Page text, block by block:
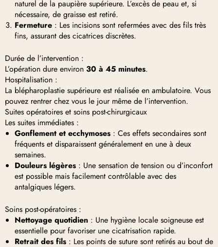
naturel de la paupière supérieure. L’excès de peau et, si
nécessaire, de graisse est retiré.
Fermeture : Les incisions sont refermées avec des fils très
fins, assurant des cicatrices discrètes.
Durée de l’intervention :
L’opération dure environ 30 à 45 minutes.
Hospitalisation :
La blépharoplastie supérieure est réalisée en ambulatoire. Vous
pouvez rentrer chez vous le jour même de l’intervention.
Suites opératoires et soins post-chirurgicaux
Les suites immédiates :
Gonflement et ecchymoses : Ces effets secondaires sont
fréquents et disparaissent généralement en une à deux
semaines.
Douleurs légères : Une sensation de tension ou d’inconfort
est possible mais facilement contrôlable avec des
antalgiques légers.
Soins post-opératoires :
Nettoyage quotidien : Une hygiène locale soigneuse est
essentielle pour favoriser une cicatrisation rapide.
Retrait des fils : Les points de suture sont retirés au bout de